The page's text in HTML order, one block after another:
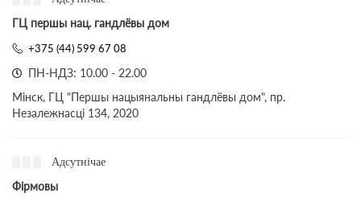
ГЦ першы нац. гандлёвы дом
+375 (44) 599 67 08
ПН-НДЗ: 10.00 - 22.00
Мінск, ГЦ "Першы нацыянальны гандлёвы дом", пр.
Незалежнасці 134, 2020
Адсутнічае
Фірмовы